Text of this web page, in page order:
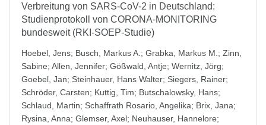
Verbreitung von SARS-CoV-2 in Deutschland:
Studienprotokoll von CORONA-MONITORING
bundesweit (RKI-SOEP-Studie)
Hoebel, Jens; Busch, Markus A. ; Grabka, Markus M. ; Zinn,
Sabine; Allen, Jennifer; Gößwald, Antje; Wernitz, Jörg;
Goebel, Jan; Steinhauer, Hans Walter; Siegers, Rainer;
Schröder, Carsten; Kuttig, Tim; Butschalowsky, Hans;
Schlaud, Martin; Schaffrath Rosario, Angelika; Brix, Jana;
Rysina, Anna; Glemser, Axel; Neuhauser, Hannelore;